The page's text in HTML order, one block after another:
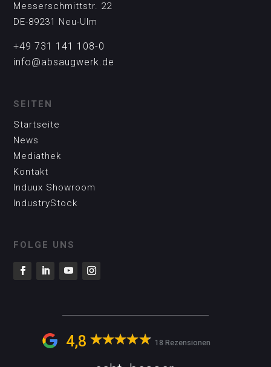
Messerschmittstr. 22
DE-89231 Neu-Ulm
+49 731 141 108-0
info@absaugwerk.de
SEITEN
Startseite
News
Mediathek
Kontakt
Induux Showroom
IndustryStock
FOLGE UNS
4,8 18 Rezensionen